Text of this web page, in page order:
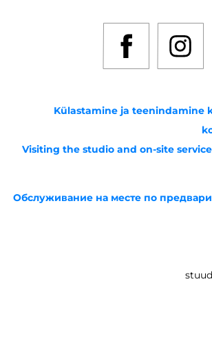
Külastamine ja teenindamine
Visiting the studio and on-site
Обслуживание на месте по